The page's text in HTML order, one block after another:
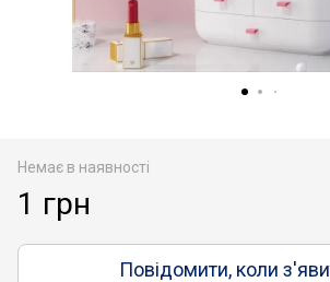
Немає в наявності
1 грн
Повідомити, коли